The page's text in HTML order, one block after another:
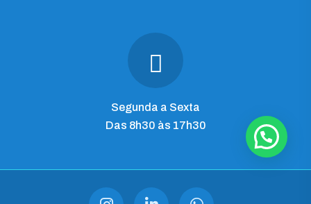
Segunda a Sexta
Das 8h30 às 17h30